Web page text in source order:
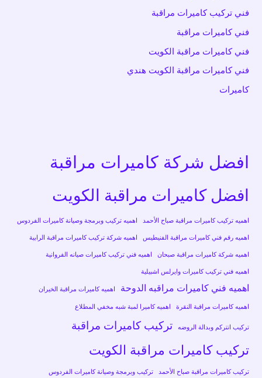
فني تركيب كاميرات مراقبة
فني كاميرات مراقبة
فني كاميرات مراقبة الكويت
فني كاميرات مراقبة الكويت هندي
كاميرات
افضل شركة كاميرات مراقبة
افضل كاميرات مراقبة الكويت
اهميه تركيب كاميرات مراقبة صباح الأحمد اهميه تركيب وبرمجة وصيانة كاميرات الفردوس
اهميه رقم فني كاميرات مراقبة الفنيطيس اهميه شركة تركيب كاميرات مراقبة الرابية
اهميه شركة كاميرات مراقبة صبحان اهميه فني تركيب كاميرات صيانه الفروانية
اهميه فني تركيب كاميرات وايرلس اشبيلية
اهميه فني كاميرات مراقبه الدوحة اهميه كاميرات مراقبة الخيران
اهميه كاميرات مراقبة النقرة اهميه كاميرا لمبة شبه مخفي المطلاع
تركيب انتركم وبدالة الروضه تركيب كاميرات مراقبة
تركيب كاميرات مراقبة الكويت
تركيب كاميرات مراقبة صباح الأحمد تركيب وبرمجة وصيانة كاميرات الفردوس